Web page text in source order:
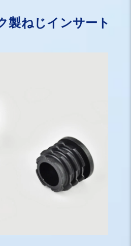
製ねじインサート